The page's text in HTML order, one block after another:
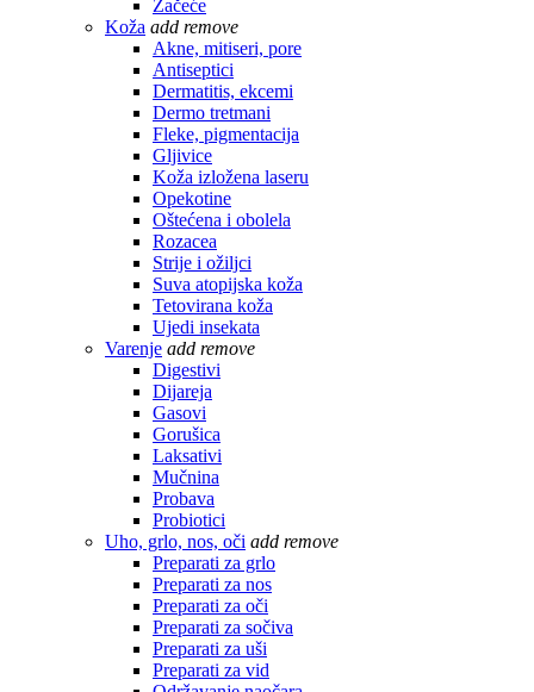
Začeće
Koža add remove
Akne, mitiseri, pore
Antiseptici
Dermatitis, ekcemi
Dermo tretmani
Fleke, pigmentacija
Gljivice
Koža izložena laseru
Opekotine
Oštećena i obolela
Rozacea
Strije i ožiljci
Suva atopijska koža
Tetovirana koža
Ujedi insekata
Varenje add remove
Digestivi
Dijareja
Gasovi
Gorušica
Laksativi
Mučnina
Probava
Probiotici
Uho, grlo, nos, oči add remove
Preparati za grlo
Preparati za nos
Preparati za oči
Preparati za sočiva
Preparati za uši
Preparati za vid